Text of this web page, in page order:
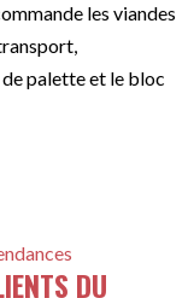
les viandes
palette et le bloc
IDÉALES POUR LE
DU